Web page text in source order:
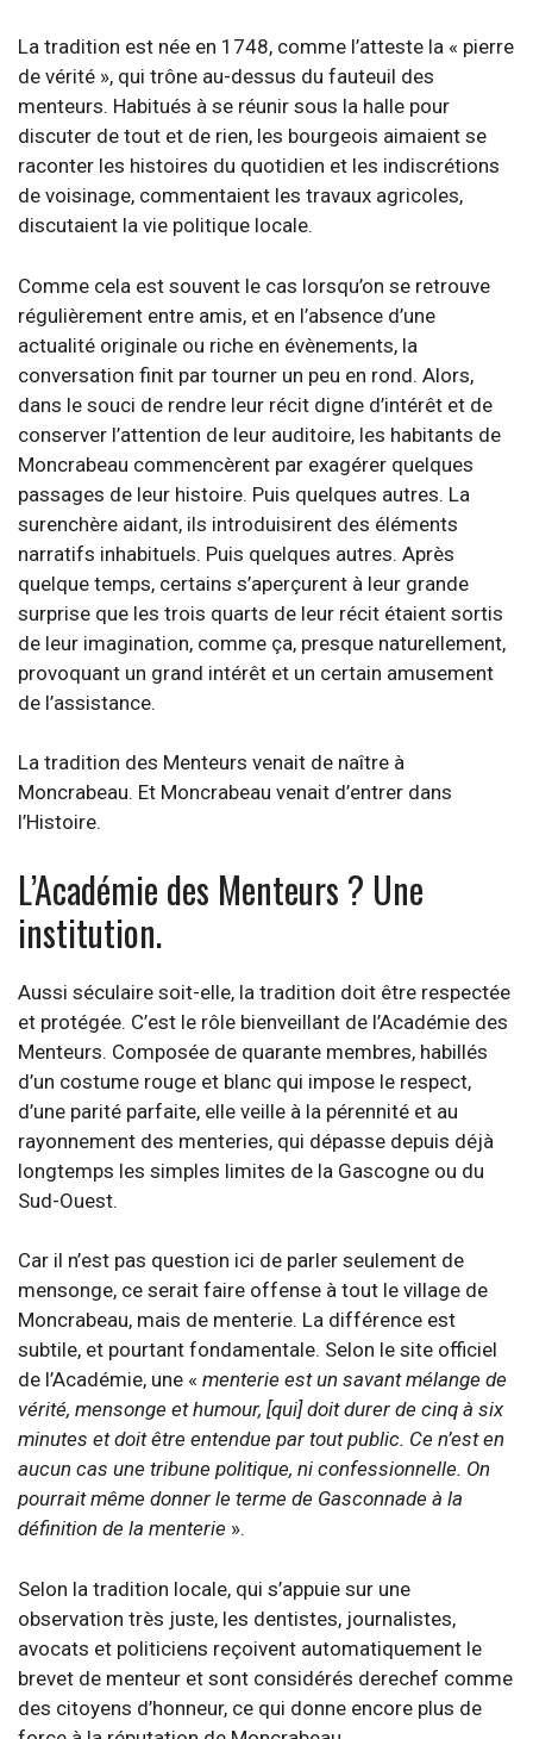
La tradition est née en 1748, comme l’atteste la « pierre
de vérité », qui trône au-dessus du fauteuil des
menteurs. Habitués à se réunir sous la halle pour
discuter de tout et de rien, les bourgeois aimaient se
raconter les histoires du quotidien et les indiscrétions
de voisinage, commentaient les travaux agricoles,
discutaient la vie politique locale.
Comme cela est souvent le cas lorsqu’on se retrouve
régulièrement entre amis, et en l’absence d’une
actualité originale ou riche en évènements, la
conversation finit par tourner un peu en rond. Alors,
dans le souci de rendre leur récit digne d’intérêt et de
conserver l’attention de leur auditoire, les habitants de
Moncrabeau commencèrent par exagérer quelques
passages de leur histoire. Puis quelques autres. La
surenchère aidant, ils introduisirent des éléments
narratifs inhabituels. Puis quelques autres. Après
quelque temps, certains s’aperçurent à leur grande
surprise que les trois quarts de leur récit étaient sortis
de leur imagination, comme ça, presque naturellement,
provoquant un grand intérêt et un certain amusement
de l’assistance.
La tradition des Menteurs venait de naître à
Moncrabeau. Et Moncrabeau venait d’entrer dans
l’Histoire.
L’Académie des Menteurs ? Une
institution.
Aussi séculaire soit-elle, la tradition doit être respectée
et protégée. C’est le rôle bienveillant de l’Académie des
Menteurs. Composée de quarante membres, habillés
d’un costume rouge et blanc qui impose le respect,
d’une parité parfaite, elle veille à la pérennité et au
rayonnement des menteries, qui dépasse depuis déjà
longtemps les simples limites de la Gascogne ou du
Sud-Ouest.
Car il n’est pas question ici de parler seulement de
mensonge, ce serait faire offense à tout le village de
Moncrabeau, mais de menterie. La différence est
subtile, et pourtant fondamentale. Selon le site officiel
de l’Académie, une « menterie est un savant mélange de
vérité, mensonge et humour, [qui] doit durer de cinq à six
minutes et doit être entendue par tout public. Ce n’est en
aucun cas une tribune politique, ni confessionnelle. On
pourrait même donner le terme de Gasconnade à la
définition de la menterie ».
Selon la tradition locale, qui s’appuie sur une
observation très juste, les dentistes, journalistes,
avocats et politiciens reçoivent automatiquement le
brevet de menteur et sont considérés derechef comme
des citoyens d’honneur, ce qui donne encore plus de